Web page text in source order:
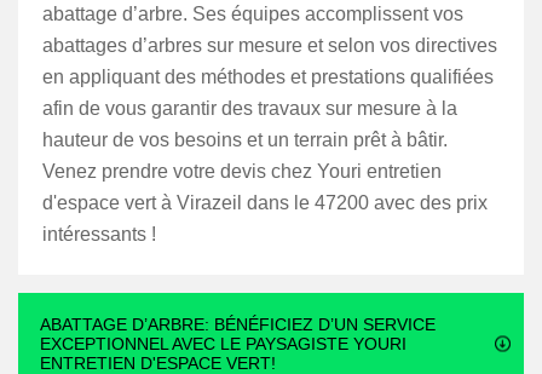
abattage d’arbre. Ses équipes accomplissent vos
abattages d’arbres sur mesure et selon vos directives
en appliquant des méthodes et prestations qualifiées
afin de vous garantir des travaux sur mesure à la
hauteur de vos besoins et un terrain prêt à bâtir.
Venez prendre votre devis chez Youri entretien
d'espace vert à Virazeil dans le 47200 avec des prix
intéressants !
ABATTAGE D’ARBRE: BÉNÉFICIEZ D’UN SERVICE
EXCEPTIONNEL AVEC LE PAYSAGISTE YOURI
ENTRETIEN D'ESPACE VERT!